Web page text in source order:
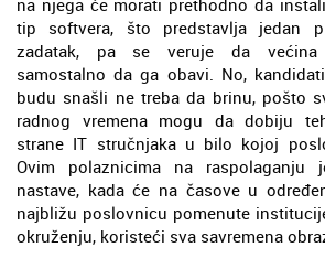
na njega će morati prethodno da
tip softvera, što predstavlja jedan
zadatak, pa se veruje da većina
samostalno da ga obavi. No,
budu snašli ne treba da brinu, pošto
radnog vremena mogu da dobiju
strane IT stručnjaka u bilo kojoj
Ovim polaznicima na
nastave, kada će na časove u
najbližu poslovnicu pomenute
okruženju, koristeći sva savremena